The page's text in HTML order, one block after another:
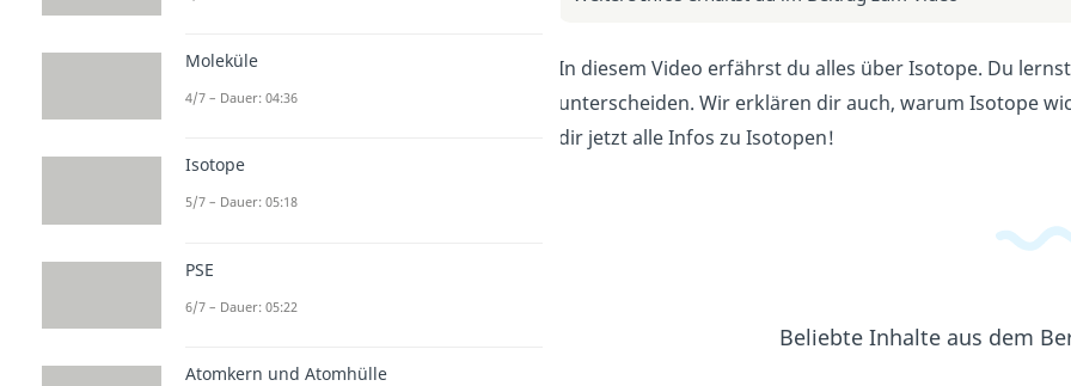
In diesem Video erfährst du alles über Isotope. Du
unterscheiden. Wir erklären dir auch, warum Isotope
dir jetzt alle Infos zu Isotopen!
Beliebte Inhalte aus dem
Moleküle
4/7 – Dauer: 04:36
Isotope
5/7 – Dauer: 05:18
PSE
6/7 – Dauer: 05:22
Atomkern und Atomhülle